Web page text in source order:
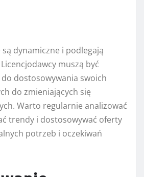
dynamiczne i podlegają
muszą być
dostosowywania swoich
do zmieniających się
Warto regularnie analizować
trendy i dostosowywać oferty
potrzeb i oczekiwań